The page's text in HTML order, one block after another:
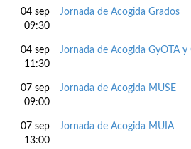
04 sep
09:30
Jornada de Acogida Grados
04 sep
11:30
Jornada de Acogida GyOTA
07 sep
09:00
Jornada de Acogida MUSE
07 sep
13:00
Jornada de Acogida MUIA